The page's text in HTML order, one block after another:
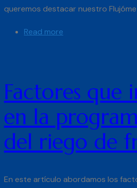
queremos destacar nuestro
Read more
Factores que
en la
del riego de
En este artículo abordamos los